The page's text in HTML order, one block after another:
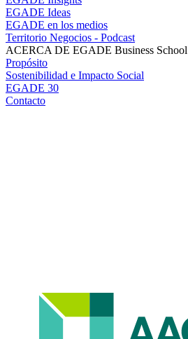
EGADE Ideas
EGADE en los medios
Territorio Negocios - Podcast
ACERCA DE EGADE Business School
Propósito
Sostenibilidad e Impacto Social
EGADE 30
Contacto